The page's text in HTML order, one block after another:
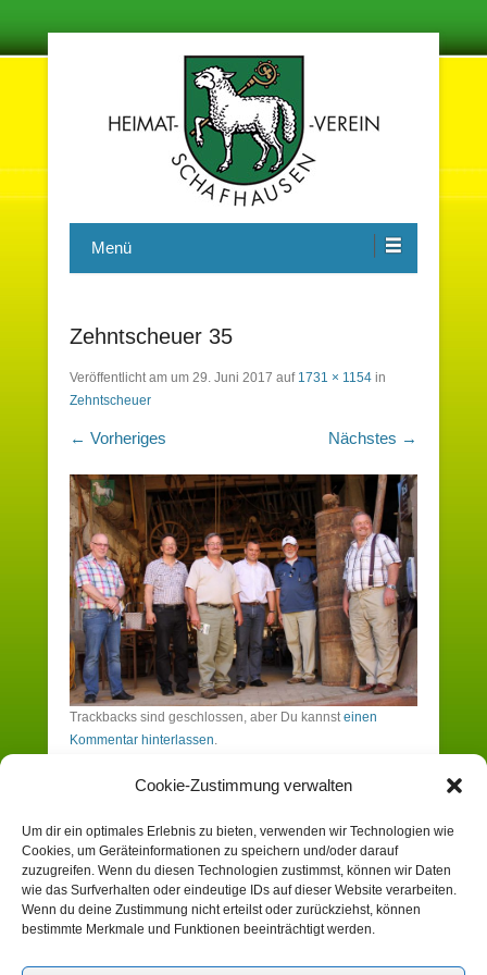
Cookie-Zustimmung verwalten
Um dir ein optimales Erlebnis zu bieten, verwenden wir Technologien wie
Cookies, um Geräteinformationen zu speichern und/oder darauf
zuzugreifen. Wenn du diesen Technologien zustimmst, können wir Daten
wie das Surfverhalten oder eindeutige IDs auf dieser Website verarbeiten.
Wenn du deine Zustimmung nicht erteilst oder zurückziehst, können
bestimmte Merkmale und Funktionen beeinträchtigt werden.
Heimatverein Schafhausen e.V.
Menü
Zehntscheuer 35
Veröffentlicht am um 29. Juni 2017 auf 1731 × 1154 in
Zehntscheuer
← Vorheriges Nächstes →
Trackbacks sind geschlossen, aber Du kannsteinen
Kommentar hinterlassen.
Du musst angemeldet sein, um einen
Kommentar zu erstellen.